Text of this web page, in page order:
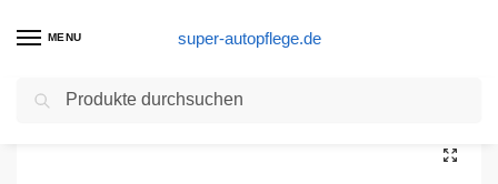
MENU super-autopflege.de
Start Autolack Produkte / MG PRIME Autolack Lackstift Set für Citroen KKN Rouge Aden/Aden Rot Basislack Klarlack je 50ml